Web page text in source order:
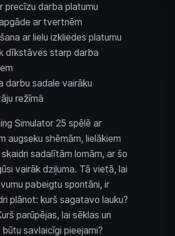
precīzu darba platumu
ar tvertnēm
ar lielu izkliedes platumu
dīkstāves starp darba
darbu sadale vairāku
režīmā
Simulator 25 spēlē ar
augseku shēmām, lielākiem
skaidri sadalītām lomām, ar šo
vairāk dziļuma. Tā vietā, lai
pabeigtu spontāni, ir
plānot: kurš sagatavo lauku?
parūpējas, lai sēklas un
būtu savlaicīgi pieejami?